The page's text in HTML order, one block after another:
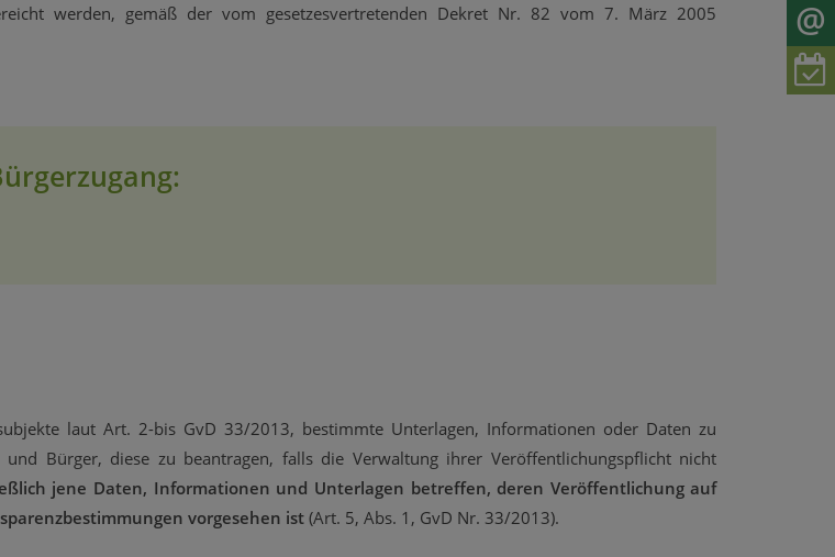
werden, gemäß der vom gesetzesvertretenden Dekret Nr. 82 vom 7. März 2005
laut Art. 2-bis GvD 33/2013, bestimmte Unterlagen, Informationen oder Daten zu
Bürger, diese zu beantragen, falls die Verwaltung ihrer Veröffentlichungspflicht nicht
jene Daten, Informationen und Unterlagen betreffen, deren Veröffentlichung auf
vorgesehen ist(Art. 5, Abs. 1, GvD Nr. 33/2013).